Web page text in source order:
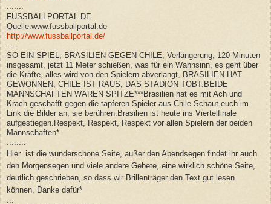
FUSSBALLPORTAL DE
Quelle:www.fussballportal.de
http://www.fussballportal.de/
SO EIN SPIEL; BRASILIEN GEGEN CHILE, Verlängerung, 120 Minuten
insgesamt, jetzt 11 Meter schießen, was für ein Wahnsinn, es geht über
die Kräfte, alles wird von den Spielern abverlangt, BRASILIEN HAT
GEWONNEN; CHILE IST RAUS; DAS STADION TOBT.BEIDE
MANNSCHAFTEN WAREN SPITZE***Brasilien hat es mit Ach und
Krach geschafft gegen die tapferen Spieler aus Chile.Schaut euch im
Link die Bilder an, sie berühren:Brasilien ist heute ins Viertelfinale
aufgestiegen.Respekt, Respekt, Respekt vor allen Spielern der beiden
Mannschaften*
Hier ist die wunderschöne Seite, außer den Abendsegen findet ihr auch
den Morgensegen und viele andere Gebete, eine wirklich schöne Seite,
deutlich geschrieben, so dass wir Brillenträgerden Text gut lesen
können, Danke dafür*